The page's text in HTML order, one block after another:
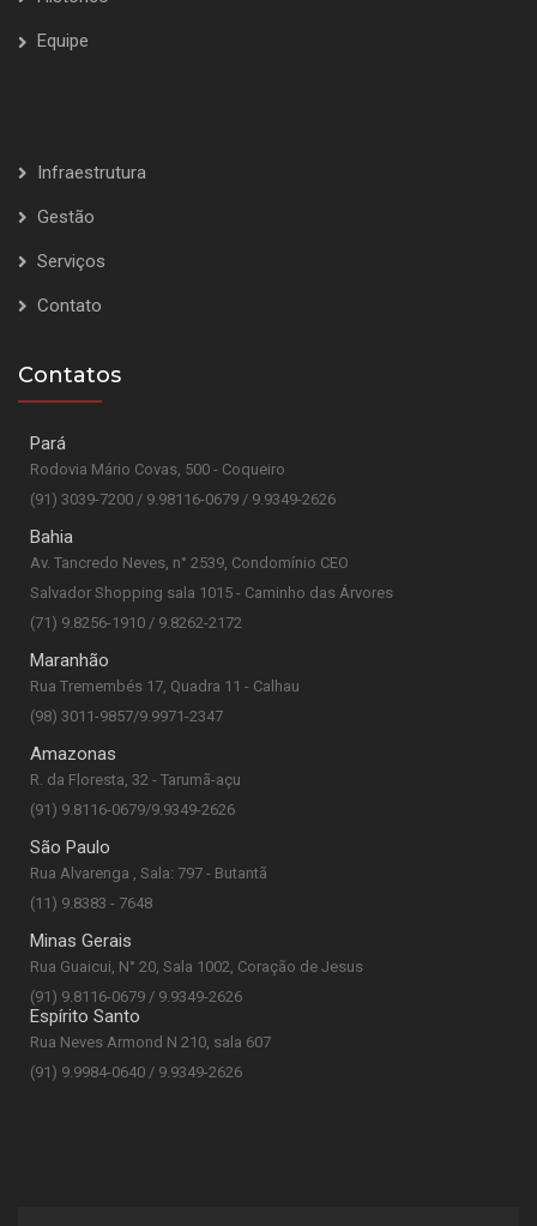
Equipe
Infraestrutura
Gestão
Serviços
Contato
Contatos
Pará
Rodovia Mário Covas, 500 - Coqueiro
(91) 3039-7200 / 9.98116-0679 / 9.9349-2626
Bahia
Av. Tancredo Neves, n° 2539, Condomínio CEO
Salvador Shopping sala 1015 - Caminho das Árvores
(71) 9.8256-1910 / 9.8262-2172
Maranhão
Rua Tremembés 17, Quadra 11 - Calhau
(98) 3011-9857/9.9971-2347
Amazonas
R. da Floresta, 32 - Tarumã-açu
(91) 9.8116-0679/9.9349-2626
São Paulo
Rua Alvarenga , Sala: 797 - Butantã
(11) 9.8383 - 7648
Minas Gerais
Rua Guaicui, N° 20, Sala 1002, Coração de Jesus
(91) 9.8116-0679 / 9.9349-2626
Espírito Santo
Rua Neves Armond N 210, sala 607
(91) 9.9984-0640 / 9.9349-2626